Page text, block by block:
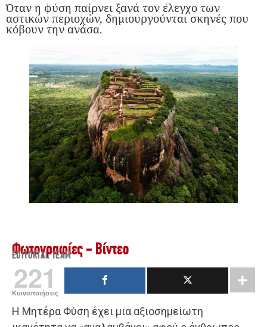
Όταν η φύση παίρνει ξανά τον έλεγχο των
αστικών περιοχών, δημιουργούνται σκηνές που
κόβουν την ανάσα.
Φωτογραφίες - Βίντεο
EDITORIAL TEAM
221
Κοινοποιήσεις
Η Μητέρα Φύση έχει μια αξιοσημείωτη